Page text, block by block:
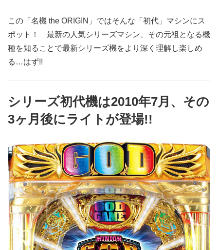
この「名機 the ORIGIN」ではそんな「初代」マシンにス
ポット！ 最新の人気シリーズマシン、その元祖となる機
種を知ることで最新シリーズ機をより深く理解し楽しめ
る…はず!!
シリーズ初代機は2010年7月、その
3ヶ月後にライトが登場!!